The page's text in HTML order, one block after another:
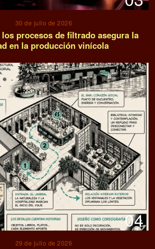
30 de julio de 2026
procesos de filtrado asegura la
en la producción vinícola
04
29 de julio de 2026